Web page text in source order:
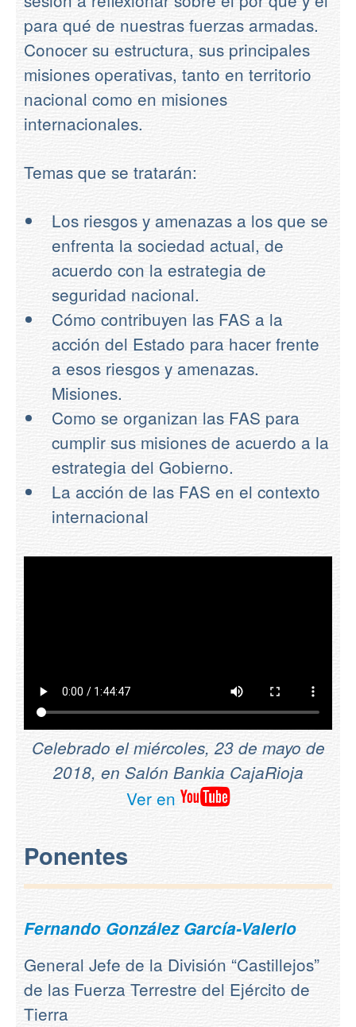
para qué de nuestras fuerzas armadas.
Conocer su estructura, sus principales
misiones operativas, tanto en territorio
nacional como en misiones
internacionales.
Temas que se tratarán:
Los riesgos y amenazas a los que se
enfrenta la sociedad actual, de
acuerdo con la estrategia de
seguridad nacional.
Cómo contribuyen las FAS a la
acción del Estado para hacer frente
a esos riesgos y amenazas.
Misiones.
Como se organizan las FAS para
cumplir sus misiones de acuerdo a la
estrategia del Gobierno.
La acción de las FAS en el contexto
internacional
Celebrado el miércoles, 23 de mayo de
2018, en Salón Bankia CajaRioja
Ver en
Ponentes
Fernando González García-Valerio
General Jefe de la División “Castillejos”
de las Fuerza Terrestre del Ejército de
Tierra